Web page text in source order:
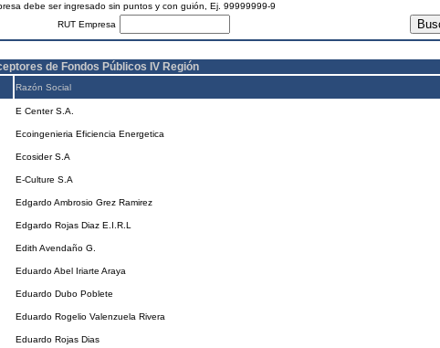
debe ser ingresado sin puntos y con guión, Ej. 99999999-9
RUT Empresa
de Fondos Públicos IV Región
Razón Social
E Center S.A.
Ecoingenieria Eficiencia Energetica
Ecosider S.A
E-Culture S.A
Edgardo Ambrosio Grez Ramirez
Edgardo Rojas Diaz E.I.R.L
Edith Avendaño G.
Eduardo Abel Iriarte Araya
Eduardo Dubo Poblete
Eduardo Rogelio Valenzuela Rivera
Eduardo Rojas Dias